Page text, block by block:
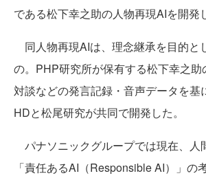
である松下幸之助の人物再現AIを開発
同人物再現AIは、理念継承を目的と
の。PHP研究所が保有する松下幸之助
対談などの発言記録・音声データを基
HDと松尾研究が共同で開発した。
パナソニックグループでは現在、人
「責任あるAI（Responsible AI）」の